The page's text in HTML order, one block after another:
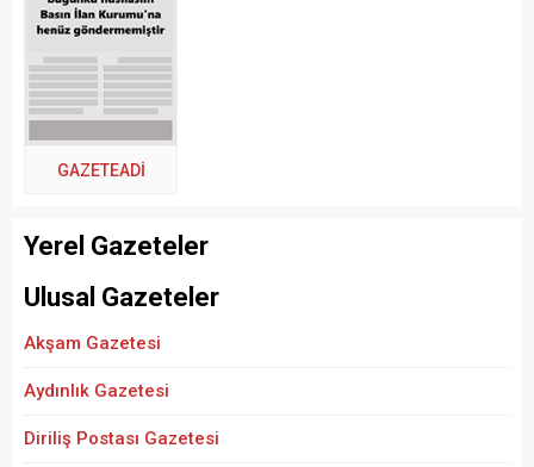
GAZETEADI
Yerel Gazeteler
Ulusal Gazeteler
Akşam Gazetesi
Aydınlık Gazetesi
Diriliş Postası Gazetesi